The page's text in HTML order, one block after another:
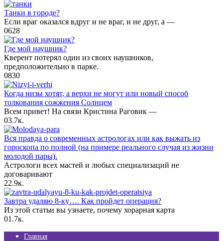
Танки в городе?
Если враг оказался вдруг и не враг, и не друг, а —
0628
Где мой наушник?
Кверент потерял один из своих наушников,
предположительно в парке.
0830
Когда низы хотят, а верхи не могут или новый способ
толкования сожжения Солнцем
Всем привет! На связи Кристина Раговик —
03.7к.
Вся правда о современных астрологах или как выжать из
гороскопа по полной (на примере реального случая из жизни
молодой пары).
Астрологи всех мастей и любых специализаций не
договаривают
22.9к.
Завтра удаляю 8-ку…. Как пройдет операция?
Из этой статьи вы узнаете, почему хорарная карта
01.7к.
Главная